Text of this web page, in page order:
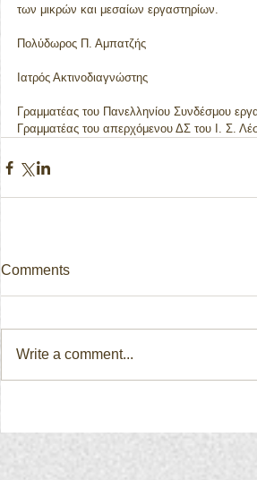
των μικρών και μεσαίων εργαστηρίων.
Πολύδωρος Π. Αμπατζής
Ιατρός Ακτινοδιαγνώστης
Γραμματέας του Πανελληνίου Συνδέσμου
Γραμματέας του απερχόμενου ΔΣ του Ι. Σ.
Comments
Write a comment...